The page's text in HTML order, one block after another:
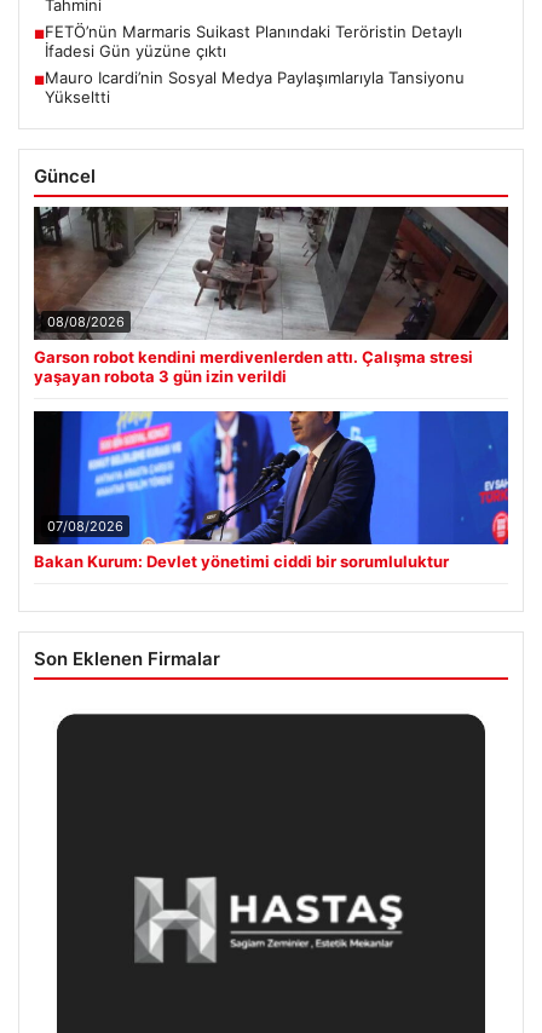
Tahmini
■FETÖ’nün Marmaris Suikast Planındaki Teröristin Detaylı
İfadesi Gün yüzüne çıktı
■Mauro Icardi’nin Sosyal Medya Paylaşımlarıyla Tansiyonu
Yükseltti
Güncel
08/08/2026
Garson robot kendini merdivenlerden attı. Çalışma stresi
yaşayan robota 3 gün izin verildi
07/08/2026
Bakan Kurum: Devlet yönetimi ciddi bir sorumluluktur
Son Eklenen Firmalar